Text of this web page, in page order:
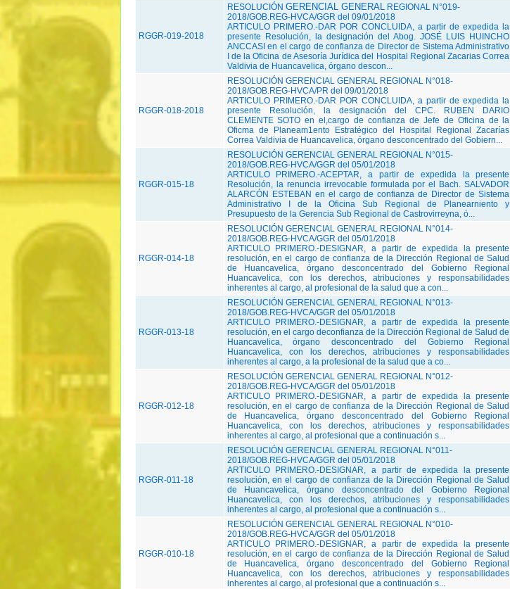
RGGR-019-2018
RESOLUCIÓN GERENCIAL GENERAL REGIONAL N°019-
2018/GOB.REG-HVCA/GGR del 09/01/2018
ARTICULO PRIMERO.-DAR POR CONCLUIDA, a partir de expedida la
presente Resolución, la designación del Abog. JOSÉ LUIS HUINCHO
ANCCASI en el cargo de confianza de Director de Sistema Administrativo
I de la Oficina de Asesoría Jurídica del Hospital Regional Zacarias Correa
Valdivia de Huancavelica, órgano descon...
RGGR-018-2018
RESOLUCIÓN GERENCIAL GENERAL REGIONAL N°018-
2018/GOB.REG-HVCA/PR del 09/01/2018
ARTICULO PRIMERO.-DAR POR CONCLUIDA, a partir de expedida la
presente Resolución, la designación del CPC. RUBEN DARIO
CLEMENTE SOTO en el,cargo de confianza de Jefe de Oficina de la
Oficma de Planeam1ento Estratégico del Hospital Regional Zacarías
Correa Valdivia de Huancavelica, órgano desconcentrado del Gobiern...
RGGR-015-18
RESOLUCIÓN GERENCIAL GENERAL REGIONAL N°015-
2018/GOB.REG-HVCA/GGR del 05/01/2018
ARTICULO PRIMERO.-ACEPTAR, a partir de expedida la presente
Resolución, la renuncia irrevocable formulada por el Bach. SALVADOR
ALARCÓN ESTEBAN en el cargo de confianza de Director de Sistema
Administrativo I de la Oficina Sub Regional de Planearniento y
Presupuesto de la Gerencia Sub Regional de Castrovirreyna, ó...
RGGR-014-18
RESOLUCIÓN GERENCIAL GENERAL REGIONAL N°014-
2018/GOB.REG-HVCA/GGR del 05/01/2018
ARTICULO PRIMERO.-DESIGNAR, a partir de expedida la presente
resolución, en el cargo de confianza de la Dirección Regional de Salud
de Huancavelica, órgano desconcentrado del Gobierno Regional
Huancavelica, con los derechos, atribuciones y responsabilidades
inherentes al cargo, al profesional de la salud que a con...
RGGR-013-18
RESOLUCIÓN GERENCIAL GENERAL REGIONAL N°013-
2018/GOB.REG-HVCA/GGR del 05/01/2018
ARTICULO PRIMERO.-DESIGNAR, a partir de expedida la presente
resolución, en el cargo deconfianza de la Dirección Regional de Salud de
Huancavelica, órgano desconcentrado del Gobierno Regional
Huancavelica, con los derechos, atribuciones y responsabilidades
inherentes al cargo, a la profesional de la salud que a co...
RGGR-012-18
RESOLUCIÓN GERENCIAL GENERAL REGIONAL N°012-
2018/GOB.REG-HVCA/GGR del 05/01/2018
ARTICULO PRIMERO.-DESIGNAR, a partir de expedida la presente
resolución, en el cargo de confianza de la Dirección Regional de Salud
de Huancavelica, órgano desconcentrado del Gobierno Regional
Huancavelica, con los derechos, atribuciones y responsabilidades
inherentes al cargo, al profesional que a continuación s...
RGGR-011-18
RESOLUCIÓN GERENCIAL GENERAL REGIONAL N°011-
2018/GOB.REG-HVCA/GGR del 05/01/2018
ARTICULO PRIMERO.-DESIGNAR, a partir de expedida la presente
resolución, en el cargo de confianza de la Dirección Regional de Salud
de Huancavelica, órgano desconcentrado del Gobierno Regional
Huancavelica, con los derechos, atribuciones y responsabilidades
inherentes al cargo, al profesional que a continuación s...
RGGR-010-18
RESOLUCIÓN GERENCIAL GENERAL REGIONAL N°010-
2018/GOB.REG-HVCA/GGR del 05/01/2018
ARTICULO PRIMERO.-DESIGNAR, a partir de expedida la presente
resolución, en el cargo de confianza de la Dirección Regional de Salud
de Huancavelica, órgano desconcentrado del Gobierno Regional
Huancavelica, con los derechos, atribuciones y responsabilidades
inherentes al cargo, al profesional que a continuación s...